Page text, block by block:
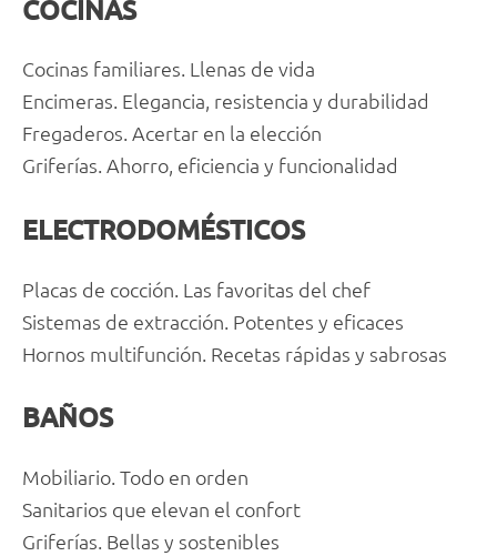
COCINAS
Cocinas familiares. Llenas de vida
Encimeras. Elegancia, resistencia y durabilidad
Fregaderos. Acertar en la elección
Griferías. Ahorro, eficiencia y funcionalidad
ELECTRODOMÉSTICOS
Placas de cocción. Las favoritas del chef
Sistemas de extracción. Potentes y eficaces
Hornos multifunción. Recetas rápidas y sabrosas
BAÑOS
Mobiliario. Todo en orden
Sanitarios que elevan el confort
Griferías. Bellas y sostenibles